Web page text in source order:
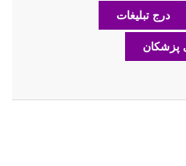
درج تبلیغات
پزشکان